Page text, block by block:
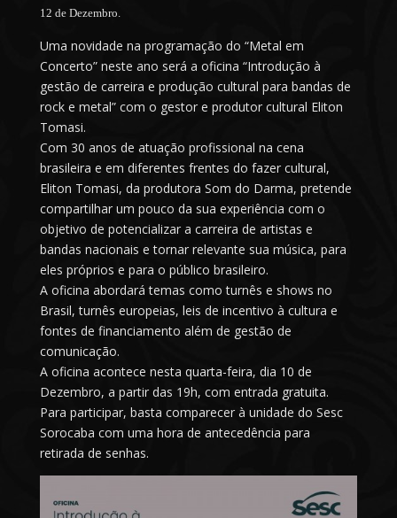
12 de Dezembro.
Uma novidade na programação do “Metal em
Concerto” neste ano será a oficina “Introdução à
gestão de carreira e produção cultural para bandas de
rock e metal” com o gestor e produtor cultural Eliton
Tomasi.
Com 30 anos de atuação profissional na cena
brasileira e em diferentes frentes do fazer cultural,
Eliton Tomasi, da produtora Som do Darma, pretende
compartilhar um pouco da sua experiência com o
objetivo de potencializar a carreira de artistas e
bandas nacionais e tornar relevante sua música, para
eles próprios e para o público brasileiro.
A oficina abordará temas como turnês e shows no
Brasil, turnês europeias, leis de incentivo à cultura e
fontes de financiamento além de gestão de
comunicação.
A oficina acontece nesta quarta-feira, dia 10 de
Dezembro, a partir das 19h, com entrada gratuita.
Para participar, basta comparecer à unidade do Sesc
Sorocaba com uma hora de antecedência para
retirada de senhas.